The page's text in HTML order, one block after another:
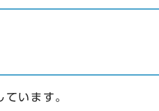
ています。